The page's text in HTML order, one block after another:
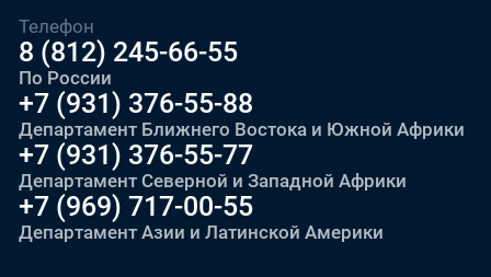
направлениям:
медико-биологическое: химия,
биология;
инженерно-техническое:
математика, физика,
информатика;
экономическое: математика,
также стоимость иных услуг,
регламентированных договором.
Телефон
8 (812) 245-66-55
По России
+7 (931) 376-55-88
Департамент Ближнего Востока и Южной Африки
+7 (931) 376-55-77
Департамент Северной и Западной Африки
+7 (969) 717-00-55
Департамент Азии и Латинской Америки